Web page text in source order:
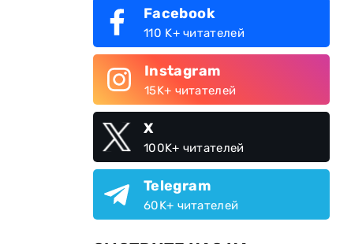
Facebook
110 K+ читателей
Instagram
15K+ читателей
X
100K+ читателей
Telegram
60K+ читателей